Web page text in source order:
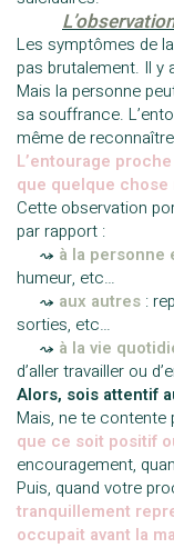
Les symptômes de
pas brutalement. Il y
Mais la personne
sa souffrance.
même de
L’entourage
que quelque chose
Cette observation
par rapport :
⤳ à la personne
humeur, etc…
⤳ aux autres :
sorties, etc…
⤳ à la vie
d’aller travailler ou
Alors, sois attentif
Mais, ne te contente
que ce soit positif
encouragement,
Puis, quand votre
tranquillement
occupait avant la